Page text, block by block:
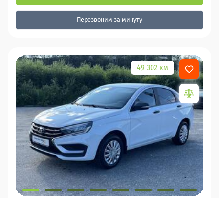
Перезвоним за минуту
49 302 км